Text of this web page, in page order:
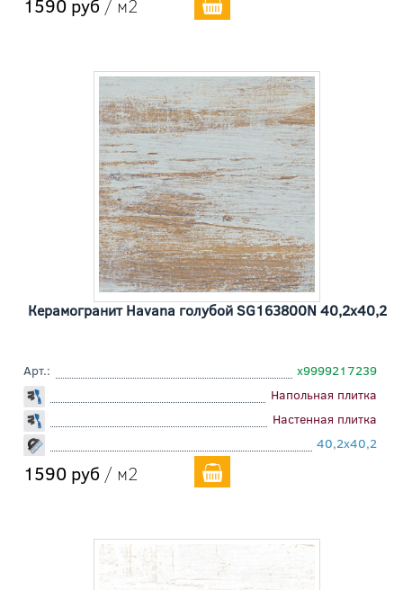
1590 руб / м2
Керамогранит Havana голубой SG163800N 40,2x40,2
Арт.:
х9999217239
Напольная плитка
Настенная плитка
40,2x40,2
1590 руб / м2